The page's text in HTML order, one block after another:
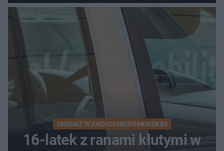
bez tłumów
DRAMAT W ZACHODNIOPOMORSKIM
16-latek z ranami kłutymi w